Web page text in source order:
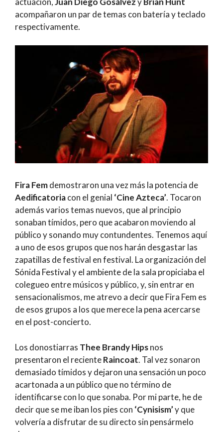
acompañaron un par de temas con batería y teclado
respectivamente.
Fira Femdemostraron una vez más la potencia de
Aedificatoriacon el genial ‘Cine Azteca’. Tocaron
además varios temas nuevos, que al principio
sonaban tímidos, pero que acabaron moviendo al
público y sonando muy contundentes. Tenemos aquí
a uno de esos grupos que nos harán desgastar las
zapatillas de festival en festival. La organización del
Sónida Festival y el ambiente de la sala propiciaba el
colegueo entre músicos y público, y, sin entrar en
sensacionalismos, me atrevo a decir que Fira Fem es
de esos grupos a los que merece la pena acercarse
en el post-concierto.
Los donostiarras Thee Brandy Hipsnos
presentaron el recienteRaincoat. Tal vez sonaron
demasiado tímidos y dejaron una sensación un poco
acartonada a un público que no término de
identificarse con lo que sonaba. Por mi parte, he de
decir que se me iban los pies con ‘Cynisism’y que
volvería a disfrutar de su directo sin pensármelo